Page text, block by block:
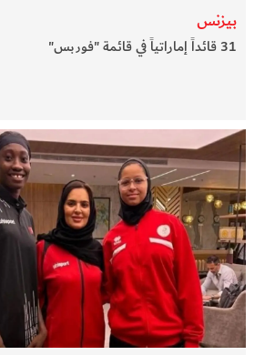
بيزنس
31 قائداً إماراتياً في قائمة "فوربس"